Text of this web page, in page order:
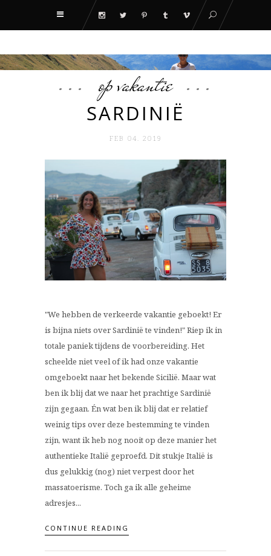
op vakantie
SARDINIË
FEB 04. 2019
"We hebben de verkeerde vakantie geboekt! Er
is bijna niets over Sardinië te vinden!" Riep ik in
totale paniek tijdens de voorbereiding. Het
scheelde niet veel of ik had onze vakantie
omgeboekt naar het bekende Sicilië. Maar wat
ben ik blij dat we naar het prachtige Sardinië
zijn gegaan. Én wat ben ik blij dat er relatief
weinig tips over deze bestemming te vinden
zijn, want ik heb nog nooit op deze manier het
authentieke Italië geproefd. Dit stukje Italië is
dus gelukkig (nog) niet verpest door het
massatoerisme. Toch ga ik alle geheime
adresjes...
CONTINUE READING